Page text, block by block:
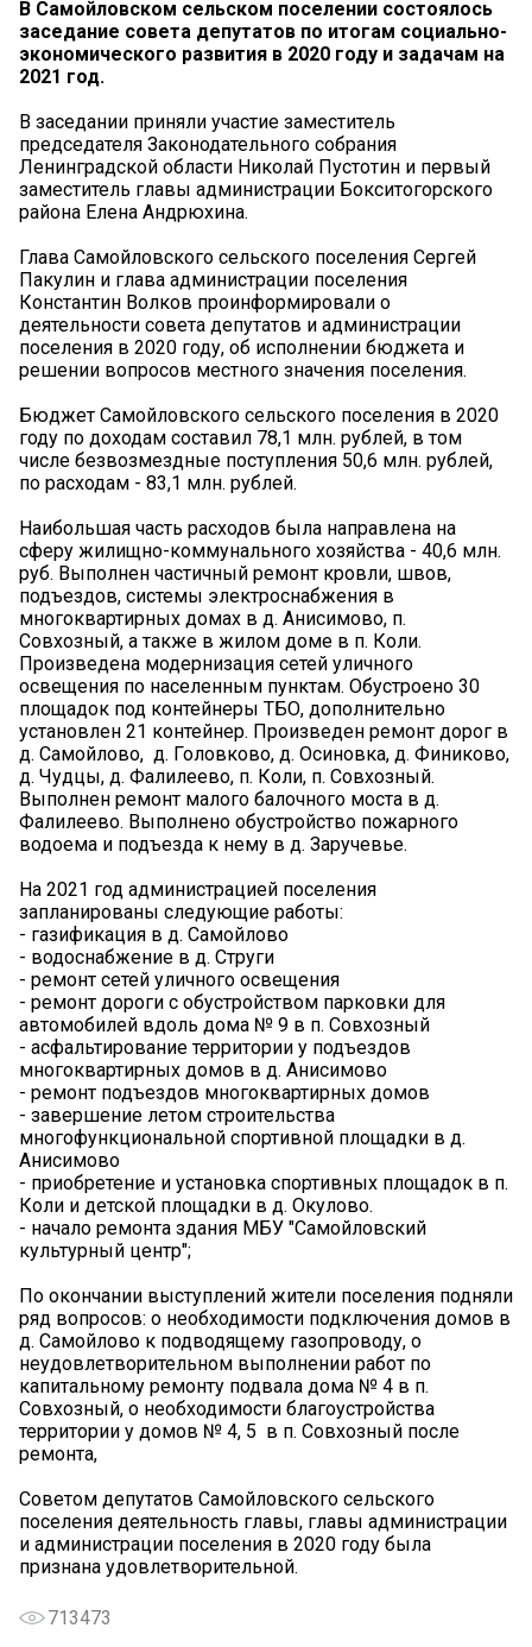
В Самойловском сельском поселении состоялось
заседание совета депутатов по итогам социально-
экономического развития в 2020 году и задачам на
2021 год.
В заседании приняли участие заместитель
председателя Законодательного собрания
Ленинградской области Николай Пустотин и первый
заместитель главы администрации Бокситогорского
района Елена Андрюхина.
Глава Самойловского сельского поселения Сергей
Пакулин и глава администрации поселения
Константин Волков проинформировали о
деятельности совета депутатов и администрации
поселения в 2020 году, об исполнении бюджета и
решении вопросов местного значения поселения.
Бюджет Самойловского сельского поселения в 2020
году по доходам составил 78,1 млн. рублей, в том
числе безвозмездные поступления 50,6 млн. рублей,
по расходам - 83,1 млн. рублей.
Наибольшая часть расходов была направлена на
сферу жилищно-коммунального хозяйства - 40,6 млн.
руб. Выполнен частичный ремонт кровли, швов,
подъездов, системы электроснабжения в
многоквартирных домах в д. Анисимово, п.
Совхозный, а также в жилом доме в п. Коли.
Произведена модернизация сетей уличного
освещения по населенным пунктам. Обустроено 30
площадок под контейнеры ТБО, дополнительно
установлен 21 контейнер. Произведен ремонт дорог в
д. Самойлово, д. Головково, д. Осиновка, д. Финиково,
д. Чудцы, д. Фалилеево, п. Коли, п. Совхозный.
Выполнен ремонт малого балочного моста в д.
Фалилеево. Выполнено обустройство пожарного
водоема и подъезда к нему в д. Заручевье.
На 2021 год администрацией поселения
запланированы следующие работы:
- газификация в д. Самойлово
- водоснабжение в д. Струги
- ремонт сетей уличного освещения
- ремонт дороги с обустройством парковки для
автомобилей вдоль дома № 9 в п. Совхозный
- асфальтирование территории у подъездов
многоквартирных домов в д. Анисимово
- ремонт подъездов многоквартирных домов
- завершение летом строительства
многофункциональной спортивной площадки в д.
Анисимово
- приобретение и установка спортивных площадок в п.
Коли и детской площадки в д. Окулово.
- начало ремонта здания МБУ "Самойловский
культурный центр";
По окончании выступлений жители поселения подняли
ряд вопросов: о необходимости подключения домов в
д. Самойлово к подводящему газопроводу, о
неудовлетворительном выполнении работ по
капитальному ремонту подвала дома № 4 в п.
Совхозный, о необходимости благоустройства
территории у домов № 4, 5 в п. Совхозный после
ремонта,
Советом депутатов Самойловского сельского
поселения деятельность главы, главы администрации
и администрации поселения в 2020 году была
признана удовлетворительной.
713473